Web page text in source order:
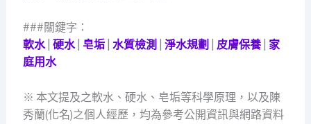
###關鍵字：
軟水| 硬水| 皂垢| 水質檢測 淨水規劃 皮膚保養| 家
庭用水
※ 本文提及之軟水、硬水、皂垢等科學原理，以及陳
秀蘭(化名)之個人經歷，均為參考公開資訊與網路資料